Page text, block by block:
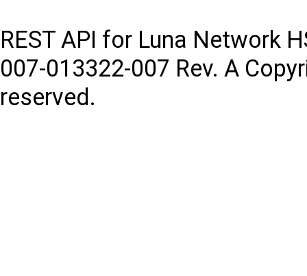
REST API for Luna Network
007-013322-007 Rev. A
reserved.